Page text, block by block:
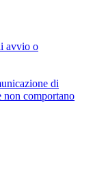
avvio o
di
non comportano